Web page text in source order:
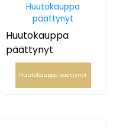
Huutokauppa
päättynyt
Huutokauppa
päättynyt
Huutokauppa päättynyt